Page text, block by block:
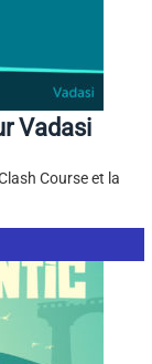
Vadasi
Course et la